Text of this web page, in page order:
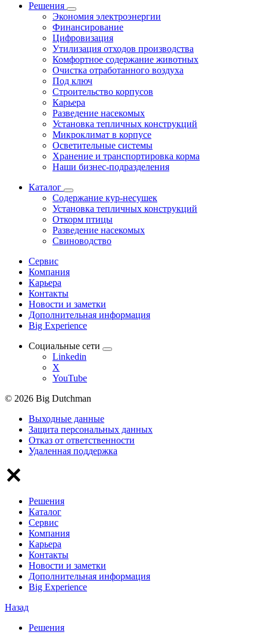
Решения
Экономия электроэнергии
Финансирование
Цифровизация
Утилизация отходов производства
Комфортное содержание животных
Очистка отработанного воздуха
Под ключ
Строительство корпусов
Карьера
Разведение насекомых
Установка тепличных конструкций
Микроклимат в корпусе
Осветительные системы
Хранение и транспортировка корма
Наши бизнес-подразделения
Каталог
Содержание кур-несушек
Установка тепличных конструкций
Откорм птицы
Разведение насекомых
Свиноводство
Сервис
Компания
Карьера
Контакты
Новости и заметки
Дополнительная информация
Big Experience
Социальные сети
Linkedin
X
YouTube
© 2026 Big Dutchman
Выходные данные
Защита персональных данных
Отказ от ответственности
Удаленная поддержка
Решения
Каталог
Сервис
Компания
Карьера
Контакты
Новости и заметки
Дополнительная информация
Big Experience
Назад
Решения